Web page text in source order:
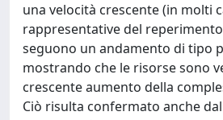
una velocità crescente (in molti
rappresentative del
seguono un andamento di tipo
mostrando che le risorse sono
crescente aumento della
Ciò risulta confermato anche